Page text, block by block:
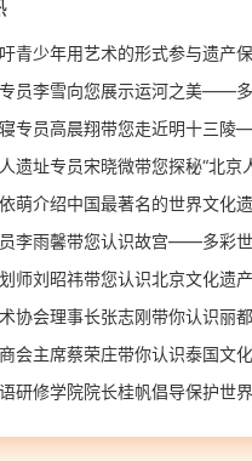
青少年用艺术的形式参与遗
员李雪向您展示运河之美——
专员高晨翔带您走近明十三
遗址专员宋晓微带您探秘“北
萌介绍中国最著名的世界文
李雨馨带您认识故宫——多彩
师刘昭祎带您认识北京文化
协会理事长张志刚带你认识
会主席蔡荣庄带你认识泰国
研修学院院长桂帆倡导保护